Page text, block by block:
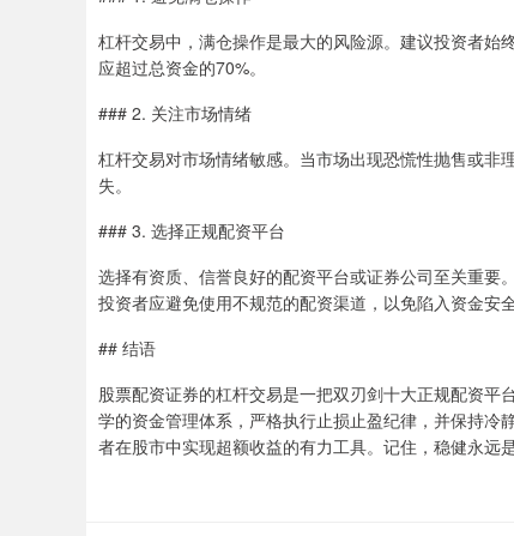
杠杆交易中，满仓操作是最大的风险源。建议投资者始
应超过总资金的70%。
### 2. 关注市场情绪
杠杆交易对市场情绪敏感。当市场出现恐慌性抛售或非
失。
### 3. 选择正规配资平台
选择有资质、信誉良好的配资平台或证券公司至关重要
投资者应避免使用不规范的配资渠道，以免陷入资金安全
## 结语
股票配资证券的杠杆交易是一把双刃剑十大正规配资
学的资金管理体系，严格执行止损止盈纪律，并保持冷
者在股市中实现超额收益的有力工具。记住，稳健永远